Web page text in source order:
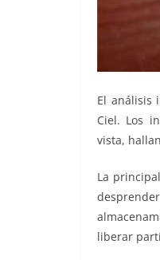
El análisis
Ciel. Los
vista,
La
liberar